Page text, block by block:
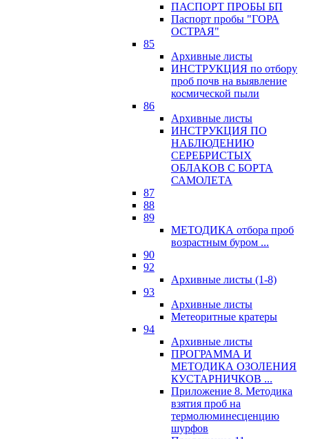
ПАСПОРТ ПРОБЫ БП
Паспорт пробы "ГОРА
ОСТРАЯ"
85
Архивные листы
ИНСТРУКЦИЯ по отбору
проб почв на выявление
космической пыли
86
Архивные листы
ИНСТРУКЦИЯ ПО
НАБЛЮДЕНИЮ
СЕРЕБРИСТЫХ
ОБЛАКОВ С БОРТА
САМОЛЕТА
87
88
89
МЕТОДИКА отбора проб
возрастным буром ...
90
92
Архивные листы (1-8)
93
Архивные листы
Метеоритные кратеры
94
Архивные листы
ПРОГРАММА И
МЕТОДИКА ОЗОЛЕНИЯ
КУСТАРНИЧКОВ ...
Приложение 8. Методика
взятия проб на
термолюминесценцию
шурфов